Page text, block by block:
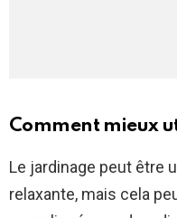
Comment mieux
Le jardinage peut être
relaxante, mais cela